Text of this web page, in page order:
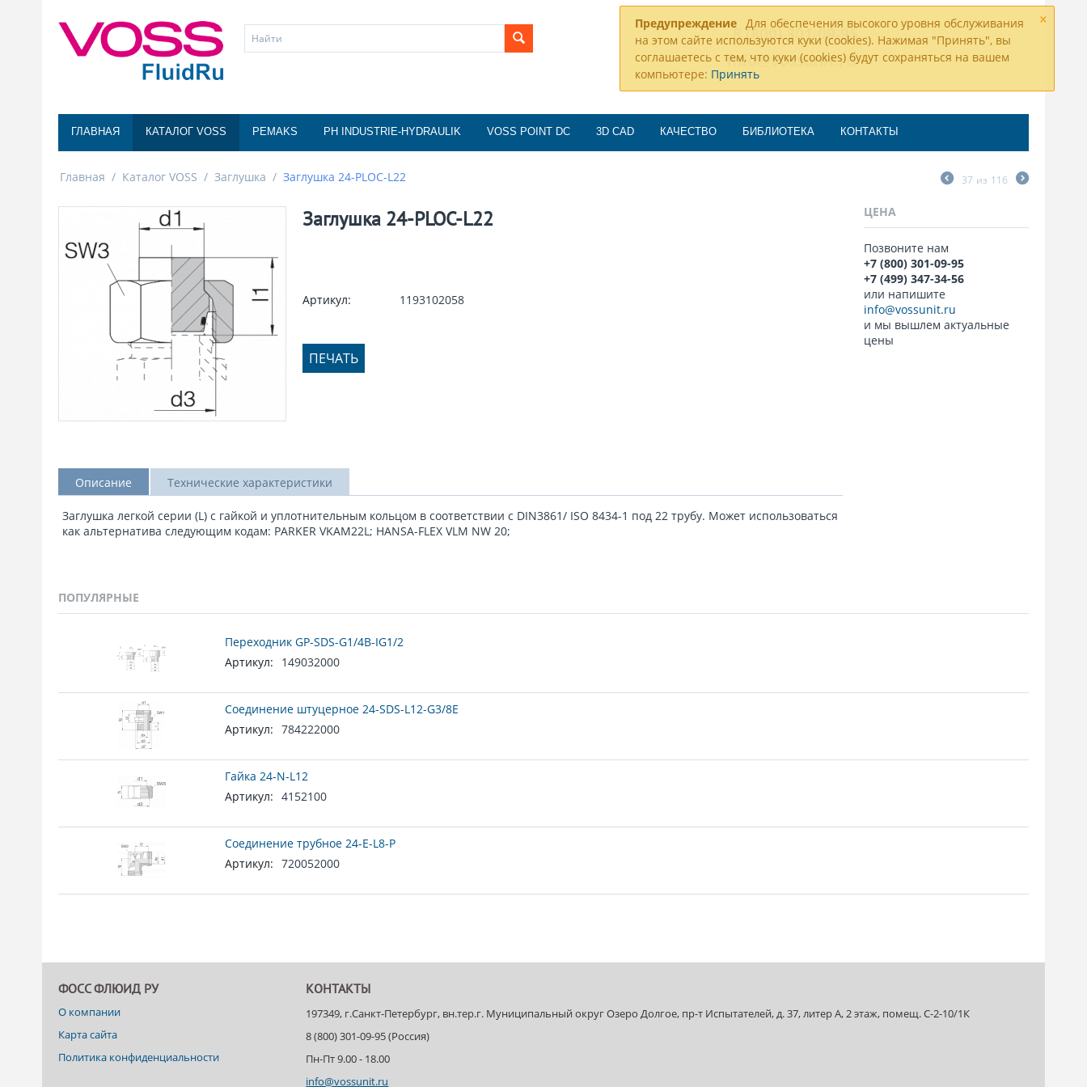
×
Предупреждение Для обеспечения высокого уровня обслуживания
на этом сайте используются куки (cookies). Нажимая "Принять", вы
соглашаетесь с тем, что куки (cookies) будут сохраняться на вашем
компьютере: Принять
8 (800) 301-09-95
info@vossunit.ru
ГЛАВНАЯ КАТАЛОГ VOSS PEMAKS PH INDUSTRIE-HYDRAULIK VOSS POINT DC 3D CAD КАЧЕСТВО БИБЛИОТЕКА КОНТАКТЫ
Главная / Каталог VOSS / Заглушка / Заглушка 24-PLOC-L22 37 из 116
Заглушка 24-PLOC-L22
Артикул: 1193102058
ПЕЧАТЬ
Описание Технические характеристики
Заглушка легкой серии (L) c гайкой и уплотнительным кольцом в соответствии с DIN3861/ ISO 8434-1 под 22 трубу. Может использоваться
как альтернатива следующим кодам: PARKER VKAM22L; HANSA-FLEX VLM NW 20;
ЦЕНА
Позвоните нам
+7 (800) 301-09-95
+7 (499) 347-34-56
или напишите
info@vossunit.ru
и мы вышлем актуальные
цены
ПОПУЛЯРНЫЕ
Переходник GP-SDS-G1/4B-IG1/2
Артикул:
149032000
Соединение штуцерное 24-SDS-L12-G3/8E
Артикул: 784222000
Гайка 24-N-L12
Артикул: 4152100
Соединение трубное 24-E-L8-P
Артикул: 720052000
ФОСС ФЛЮИД РУ
О компании
Карта сайта
Политика конфиденциальности
КОНТАКТЫ
197349, г.Санкт-Петербург, вн.тер.г. Муниципальный округ Озеро Долгое, пр-т Испытателей, д. 37, литер А, 2 этаж, помещ. С-2-10/1К
8 (800) 301-09-95 (Россия)
Пн-Пт 9.00 - 18.00
info@vossunit.ru